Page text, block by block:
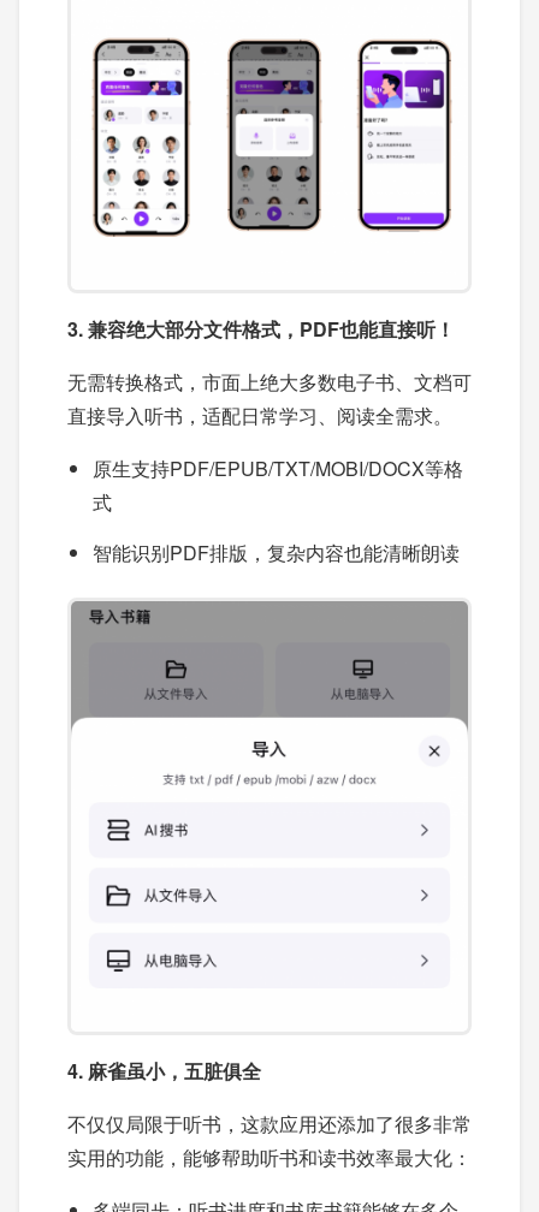
3. 兼容绝大部分文件格式，PDF也能直接听！
无需转换格式，市面上绝大多数电子书、文档可
直接导入听书，适配日常学习、阅读全需求。
原生支持PDF/EPUB/TXT/MOBI/DOCX等格
式
智能识别PDF排版，复杂内容也能清晰朗读
4. 麻雀虽小，五脏俱全
不仅仅局限于听书，这款应用还添加了很多非常
实用的功能，能够帮助听书和读书效率最大化：